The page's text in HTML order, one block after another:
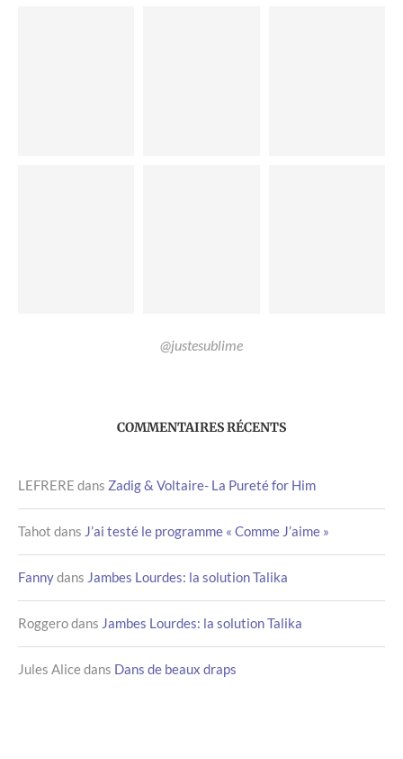
@justesublime
COMMENTAIRES RÉCENTS
LEFRERE dans Zadig & Voltaire- La Pureté for Him
Tahot dans J’ai testé le programme « Comme J’aime »
Fannydans Jambes Lourdes: la solution Talika
Roggerodans Jambes Lourdes: la solution Talika
Jules Alicedans Dans de beaux draps